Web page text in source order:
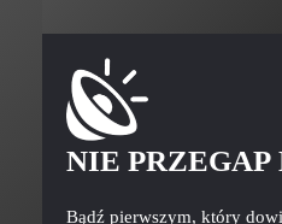
NIE PRZEGAP
Bądź pierwszym, który